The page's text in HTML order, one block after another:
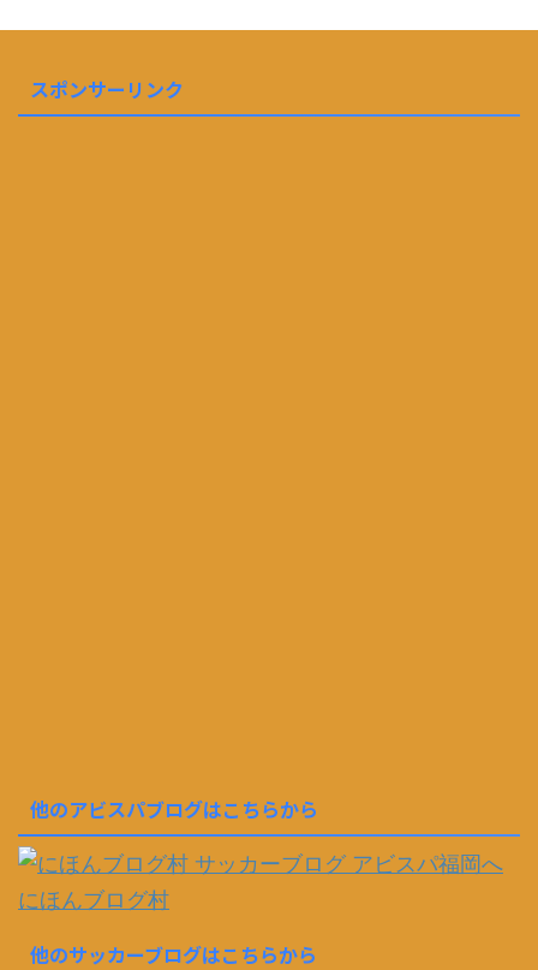
スポンサーリンク
他のアビスパブログはこちらから
にほんブログ村
他のサッカーブログはこちらから